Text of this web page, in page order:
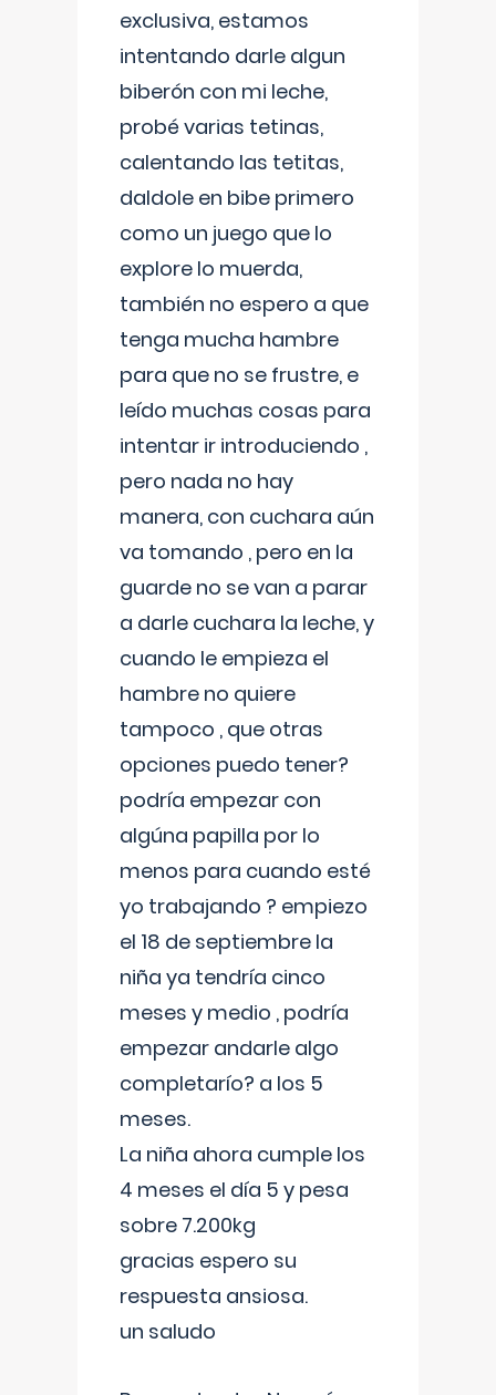
exclusiva, estamos
intentando darle algun
biberón con mi leche,
probé varias tetinas,
calentando las tetitas,
daldole en bibe primero
como un juego que lo
explore lo muerda,
también no espero a que
tenga mucha hambre
para que no se frustre, e
leído muchas cosas para
intentar ir introduciendo ,
pero nada no hay
manera, con cuchara aún
va tomando , pero en la
guarde no se van a parar
a darle cuchara la leche, y
cuando le empieza el
hambre no quiere
tampoco , que otras
opciones puedo tener?
podría empezar con
algúna papilla por lo
menos para cuando esté
yo trabajando ? empiezo
el 18 de septiembre la
niña ya tendría cinco
meses y medio , podría
empezar andarle algo
completarío? a los 5
meses.
La niña ahora cumple los
4 meses el día 5 y pesa
sobre 7.200kg
gracias espero su
respuesta ansiosa.
un saludo